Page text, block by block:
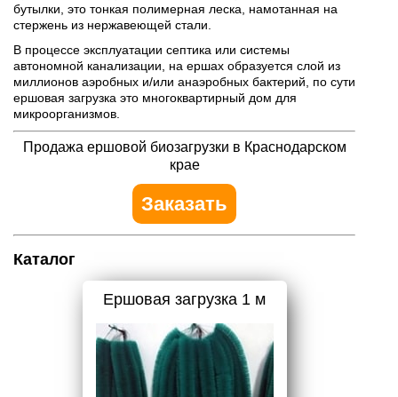
бутылки, это тонкая полимерная леска, намотанная на
стержень из нержавеющей стали.
В процессе эксплуатации септика или системы
автономной канализации, на ершах образуется слой из
миллионов аэробных и/или анаэробных бактерий, по сути
ершовая загрузка это многоквартирный дом для
микроорганизмов.
Продажа ершовой биозагрузки в Краснодарском
крае
Заказать
Каталог
Ершовая загрузка 1 м